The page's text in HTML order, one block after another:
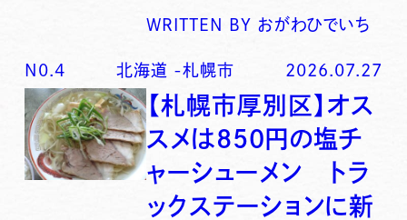
WRITTEN BY おがわひでいち
N0.4 北海道 -札幌市 2026.07.27
【札幌市厚別区】オス
スメは850円の塩チ
ャーシューメン トラ
ックステーションに新